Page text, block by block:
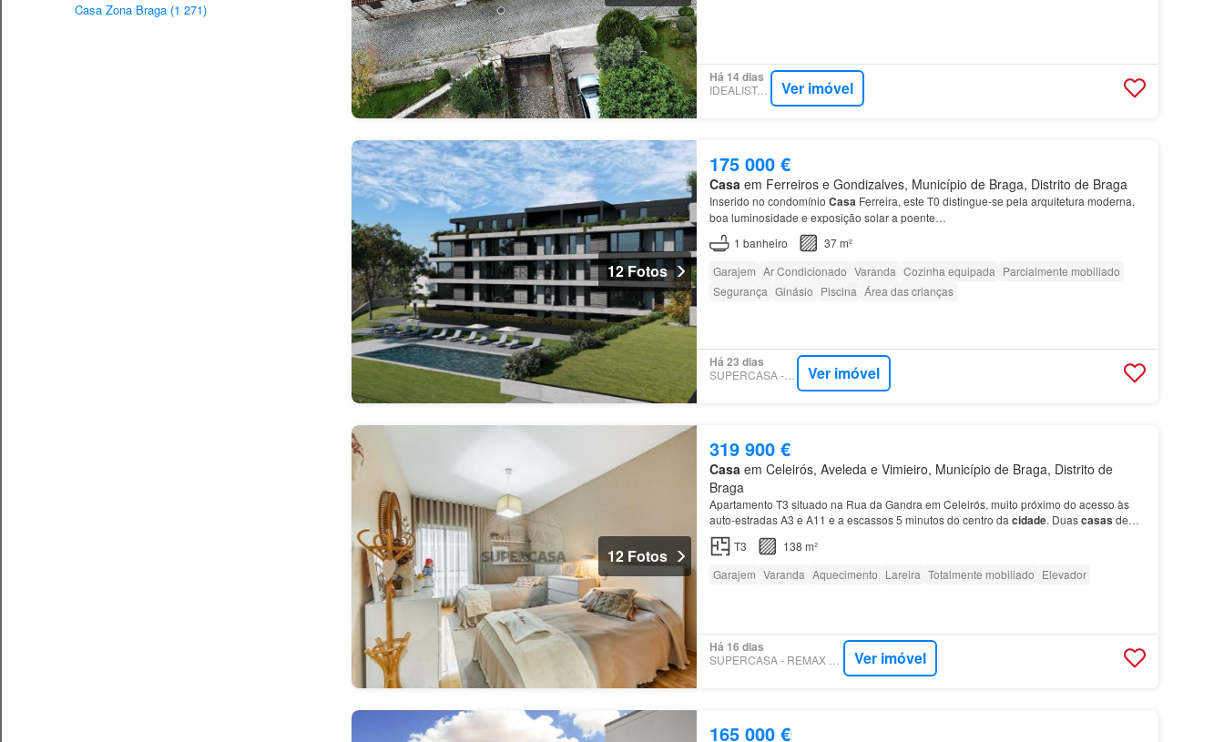
Casa Zona Braga (1 271)
Há 14 dias
IDEALISTA.PT Ver imóvel
12 Fotos
175 000 €
Casa em Ferreiros e Gondizalves, Município de Braga, Distrito de Braga
Inserido no condomínio Casa Ferreira, este T0 distingue-se pela arquitetura moderna,
boa luminosidade e exposição solar a poente…
1 banheiro
37 m²
Garajem Ar Condicionado Varanda Cozinha equipada Parcialmente mobiliado
Segurança Ginásio Piscina Área das crianças
Há 23 dias
SUPERCASA - ONLIV Ver imóvel
12 Fotos
319 900 €
Casa em Celeirós, Aveleda e Vimieiro, Município de Braga, Distrito de
Braga
Apartamento T3 situado na Rua da Gandra em Celeirós, muito próximo do acesso às
auto-estradas A3 e A11 e a escassos 5 minutos do centro da cidade. Duascasas de
banho completas…
T3
138 m²
Garajem Varanda Aquecimento Lareira Totalmente mobiliado Elevador
Há 16 dias
Ver imóvel
165 000 €